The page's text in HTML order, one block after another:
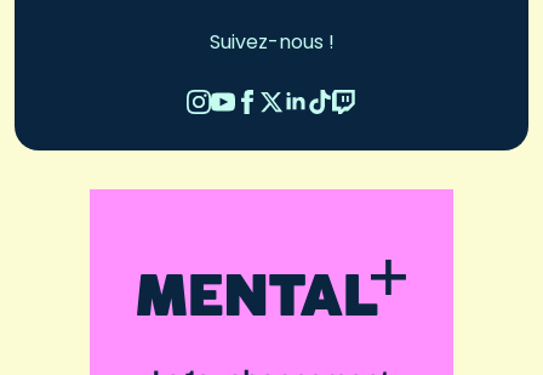
Suivez-nous !